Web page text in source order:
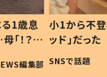
歳息
？」
編集部
小1から不登校
ッド」だった
作り続ける理
#令和の子
SNSで話題